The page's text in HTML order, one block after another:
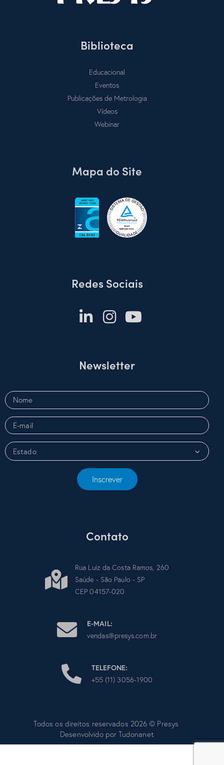
Biblioteca
Educacional
Eventos
Publicações de Metrologia
Vídeos
Webinar
Mapa do Site
Redes Sociais
Newsletter
Inscrever
Contato
Rua Luiz da Costa Ramos, 260
Saúde - São Paulo - SP
CEP 04157-020
E-MAIL:
vendas@presys.com.br
TELEFONE:
+55 (11) 3056-1900
Todos os direitos reservados 2026 © Presys
Desenvolvido por Tudonanet